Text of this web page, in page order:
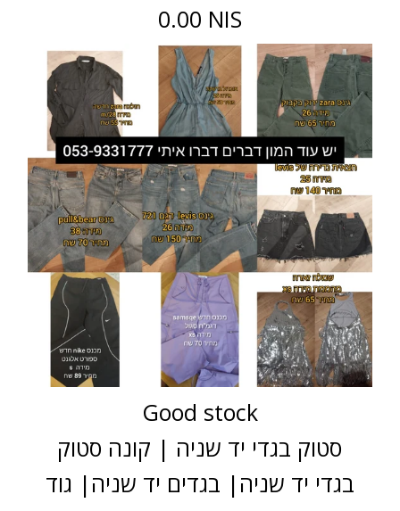
0.00 NIS
Good stock
סטוק בגדי יד שניה | קונה סטוק
בגדי יד שניה| בגדים יד שניה| גוד